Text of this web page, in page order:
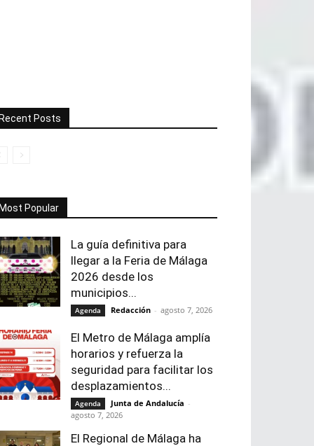
Posts
Popular
La guía definitiva para
llegar a la Feria de Málaga
2026 desde los
municipios...
Agenda Redacción - agosto 7, 2026
El Metro de Málaga amplía
horarios y refuerza la
seguridad para facilitar los
desplazamientos...
Agenda Junta de Andalucía -
agosto 7, 2026
El Regional de Málaga ha